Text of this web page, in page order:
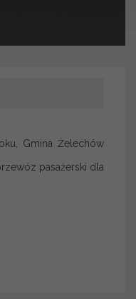
Gmina Żelechów
pasażerski dla